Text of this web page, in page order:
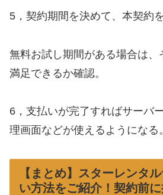
5，契約期間を決めて、本契約を
無料お試し期間がある場合は、
満足できるか確認。
6，支払いが完了すればサーバ
理画面などが使えるようになる。
【まとめ】スターレンタ
い方法をご紹介！契約前